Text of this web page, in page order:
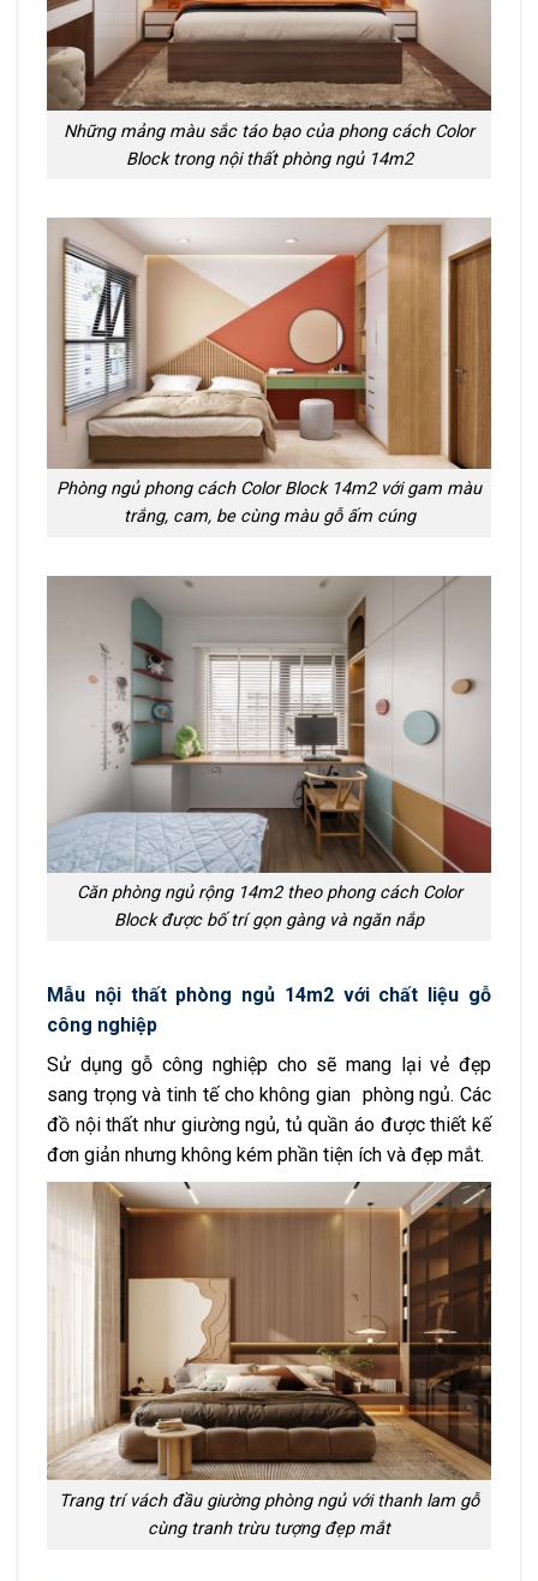
Những mảng màu sắc táo bạo của phong cách Color
Block trong nội thất phòng ngủ 14m2
Phòng ngủ phong cách Color Block 14m2 với gam màu
trắng, cam, be cùng màu gỗ ấm cúng
Căn phòng ngủ rộng 14m2 theo phong cách Color
Block được bố trí gọn gàng và ngăn nắp
Mẫu nội thất phòng ngủ 14m2 với chất liệu gỗ
công nghiệp
Sử dụng gỗ công nghiệp cho sẽ mang lại vẻ đẹp
sang trọng và tinh tế cho không gian phòng ngủ. Các
đồ nội thất như giường ngủ, tủ quần áo được thiết kế
đơn giản nhưng không kém phần tiện ích và đẹp mắt.
Trang trí vách đầu giường phòng ngủ với thanh lam gỗ
cùng tranh trừu tượng đẹp mắt